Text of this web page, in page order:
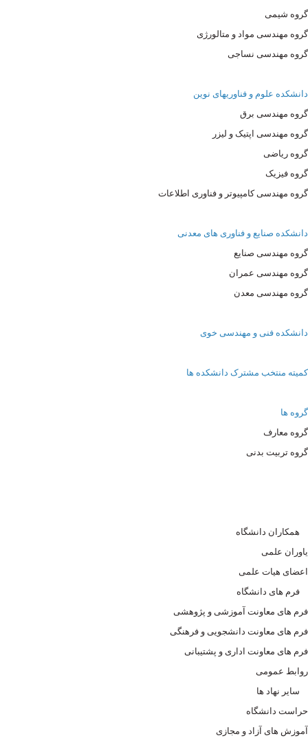
گروه شیمی
گروه مهندسی مواد و متالورژی
گروه مهندسی نساجی
دانشکده علوم و فناوریهای نوین
گروه مهندسی برق
گروه مهندسی اپتیک و لیزر
گروه ریاضی
گروه فیزیک
گروه مهندسی کامپیوتر و فناوری اطلاعات
دانشکده صنایع و فناوری های معدنی
گروه مهندسی صنایع
گروه مهندسی عمران
گروه مهندسی معدن
دانشکده فنی و مهندسی خوی
کمیته منتخب مشترک دانشکده ها
گروه ها
گروه معارف
گروه تربیت بدنی
همکاران دانشگاه
یاوران علمی
اعضای هیات علمی
فرم های دانشگاه
فرم های معاونت آموزشی و پژوهشی
فرم های معاونت دانشجویی و فرهنگی
فرم های معاونت اداری و پشتیبانی
روابط عمومی
سایر نهاد ها
حراست دانشگاه
آموزش های آزاد و مجازی